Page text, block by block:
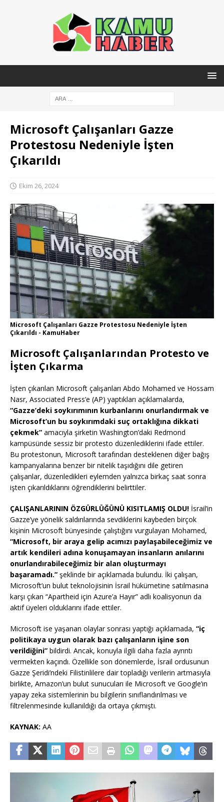
Microsoft Çalışanları Gazze
Protestosu Nedeniyle İşten
Çıkarıldı
Ekim 26, 2024
Microsoft Çalışanları Gazze Protestosu Nedeniyle İşten
Çıkarıldı - KamuHaber
Microsoft Çalışanlarından Protesto ve
İşten Çıkarma
İşten çıkarılan Microsoft çalışanları Abdo Mohamed ve Hossam
Nasr, Associated Press’e (AP) yaptıkları açıklamalarda,
“Gazze’deki soykırımının kurbanlarını onurlandırmak ve
Microsoft’un bu soykırımdaki suç ortaklığına dikkati
çekmek” amacıyla şirketin Washington’daki Redmond
kampüsünde sessiz bir protesto düzenlediklerini ifade ettiler.
Bu protestonun, Microsoft tarafından desteklenen diğer bağış
kampanyalarına benzer bir nitelik taşıdığını dile getiren
çalışanlar, düzenledikleri eylemden yalnızca birkaç saat sonra
işten çıkarıldıklarını öğrendiklerini belirttiler.
ÇALIŞANLARININ ÖZGÜRLÜĞÜNÜ KISITLAMIŞ OLDU! İsrail’in
Gazze’ye yönelik saldırılarında sevdiklerini kaybeden birçok
kişinin Microsoft bünyesinde çalıştığını vurgulayan Mohamed,
“Microsoft, bir araya gelip acımızı paylaşabileceğimiz ve
artık kendileri adına konuşamayan insanların anılarını
onurlandırabileceğimiz bir alan oluşturmayı
başaramadı.” şeklinde bir açıklamada bulundu. İki çalışan,
Microsoft’un bulut teknolojisinin İsrail hükümetine satılmasına
karşı çıkan “Apartheid için Azure’a Hayır” adlı koalisyonun da
aktif üyeleri olduklarını ifade ettiler.
Microsoft ise yaşanan olaylar sonrası yaptığı açıklamada, “iç
politikaya uygun olarak bazı çalışanların işine son
verildiğini” bildirdi. Ancak, konuyla ilgili daha fazla ayrıntı
vermekten kaçındı. Özellikle son dönemlerde, İsrail ordusunun
Gazze Şeridi’ndeki Filistinlilere dair topladığı verilerin artmasıyla
birlikte, Amazon’un bulut sunucuları ile Microsoft ve Google’ın
yapay zeka sistemlerinin bu bilgilerin sınıflandırılması ve
filtrelenmesinde kullanıldığı da ortaya çıkmıştı.
KAYNAK: AA